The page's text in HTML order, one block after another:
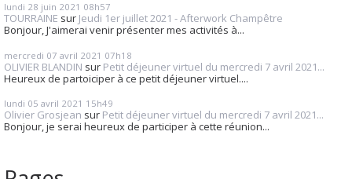
lundi 28 juin 2021 08h57
TOURRAINE sur Jeudi 1er juillet 2021 - Afterwork Champêtre
Bonjour, J'aimerai venir présenter mes activités à...
mercredi 07 avril 2021 07h18
OLIVIER BLANDIN sur Petit déjeuner virtuel du mercredi 7 avril 2021...
Heureux de partoiciper à ce petit déjeuner virtuel....
lundi 05 avril 2021 15h49
Olivier Grosjean sur Petit déjeuner virtuel du mercredi 7 avril 2021...
Bonjour, je serai heureux de participer à cette réunion...